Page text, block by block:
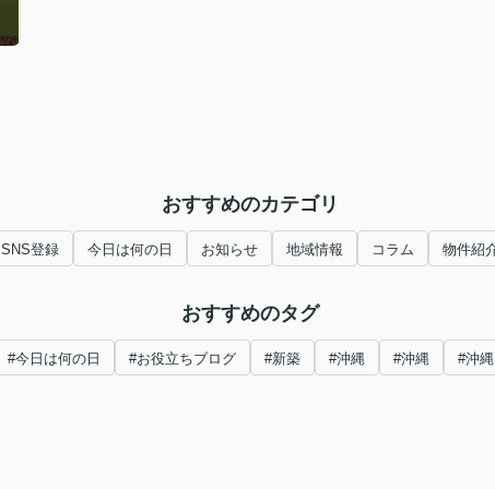
おすすめのカテゴリ
SNS登録 今日は何の日 お知らせ 地域情報 コラム 物件紹
おすすめのタグ
#今日は何の日 #お役立ちブログ #新築 #沖縄 #沖縄 #沖縄